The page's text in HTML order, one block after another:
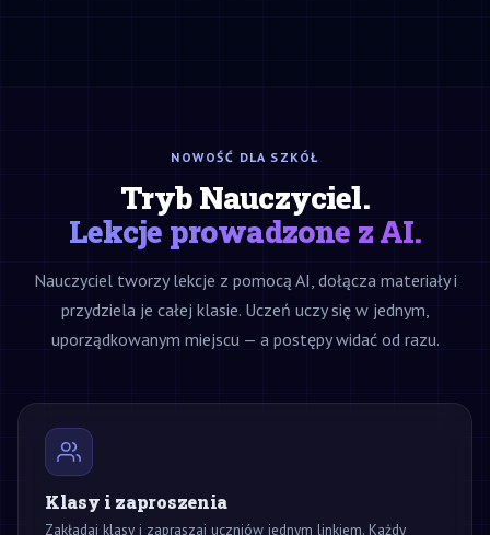
NOWOŚĆ DLA SZKÓŁ
Tryb Nauczyciel.
Lekcje prowadzone z AI.
Nauczyciel tworzy lekcje z pomocą AI, dołącza materiały i
przydziela je całej klasie. Uczeń uczy się w jednym,
uporządkowanym miejscu — a postępy widać od razu.
Klasy i zaproszenia
Zakładaj klasy i zapraszaj uczniów jednym linkiem. Każdy